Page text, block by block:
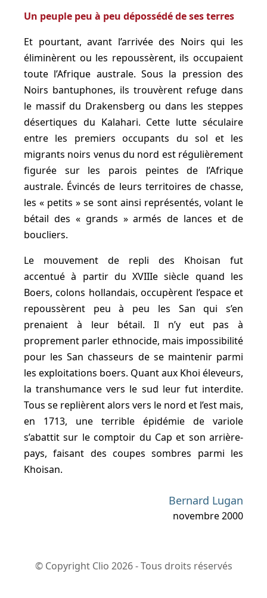
Un peuple peu à peu dépossédé de ses terres
Et pourtant, avant l’arrivée des Noirs qui les
éliminèrent ou les repoussèrent, ils occupaient
toute l’Afrique australe. Sous la pression des
Noirs bantuphones, ils trouvèrent refuge dans
le massif du Drakensberg ou dans les steppes
désertiques du Kalahari. Cette lutte séculaire
entre les premiers occupants du sol et les
migrants noirs venus du nord est régulièrement
figurée sur les parois peintes de l’Afrique
australe. Évincés de leurs territoires de chasse,
les « petits » se sont ainsi représentés, volant le
bétail des « grands » armés de lances et de
boucliers.
Le mouvement de repli des Khoisan fut
accentué à partir du XVIIIe siècle quand les
Boers, colons hollandais, occupèrent l’espace et
repoussèrent peu à peu les San qui s’en
prenaient à leur bétail. Il n’y eut pas à
proprement parler ethnocide, mais impossibilité
pour les San chasseurs de se maintenir parmi
les exploitations boers. Quant aux Khoi éleveurs,
la transhumance vers le sud leur fut interdite.
Tous se replièrent alors vers le nord et l’est mais,
en 1713, une terrible épidémie de variole
s’abattit sur le comptoir du Cap et son arrière-
pays, faisant des coupes sombres parmi les
Khoisan.
Bernard Lugan
novembre 2000
© Copyright Clio 2026 - Tous droits réservés